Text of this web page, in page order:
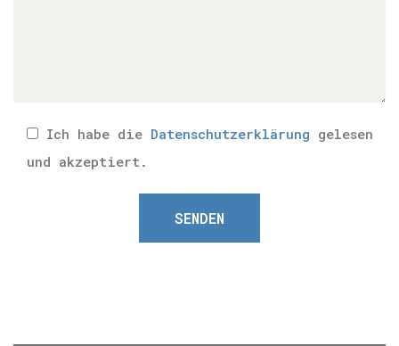
Ich habe die Datenschutzerklärung gelesen
und akzeptiert.
SENDEN